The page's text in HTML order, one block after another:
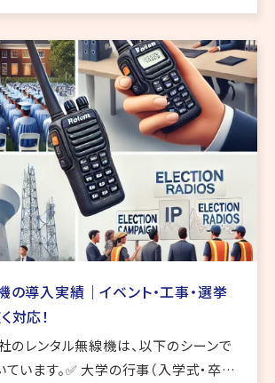
の導入実績｜イベント・工事・選挙
対応！
のレンタル無線機は、以下のシーンで
います。✅ 大学の行事（入学式・卒業